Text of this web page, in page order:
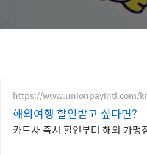
https://www.unionpayintl.com/kr
해외여행 할인받고 싶다면?
카드사 즉시 할인부터 해외 가